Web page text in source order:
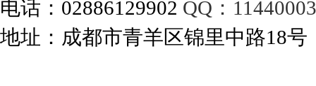
电话：02886129902 QQ：
地址：成都市青羊区锦里中路18